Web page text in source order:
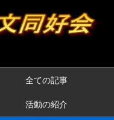
全ての記事
活動の紹介